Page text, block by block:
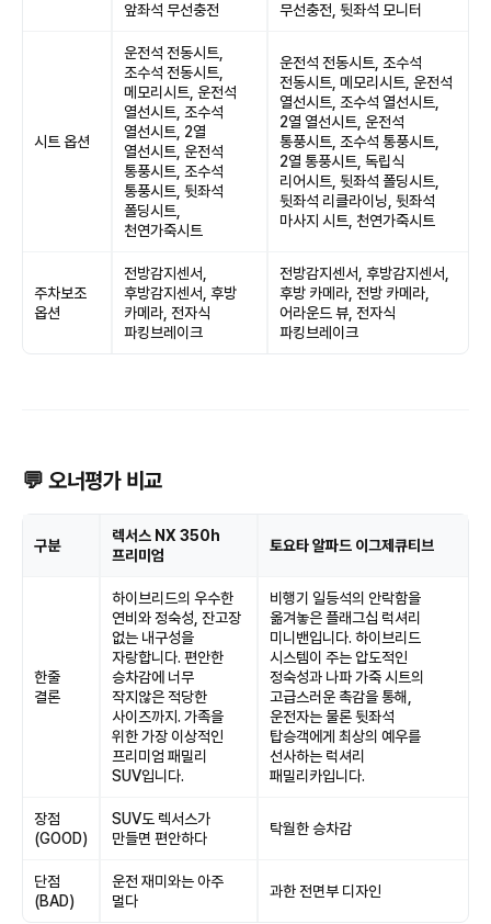
앞좌석 무선충전
무선충전, 뒷좌석 모니터
시트 옵션
운전석 전동시트,
조수석 전동시트,
메모리시트, 운전석
열선시트, 조수석
열선시트, 2열
열선시트, 운전석
통풍시트, 조수석
통풍시트, 뒷좌석
폴딩시트,
천연가죽시트
운전석 전동시트, 조수석
전동시트, 메모리시트, 운전석
열선시트, 조수석 열선시트,
2열 열선시트, 운전석
통풍시트, 조수석 통풍시트,
2열 통풍시트, 독립식
리어시트, 뒷좌석 폴딩시트,
뒷좌석 리클라이닝, 뒷좌석
마사지 시트, 천연가죽시트
주차보조
옵션
전방감지센서,
후방감지센서, 후방
카메라, 전자식
파킹브레이크
전방감지센서, 후방감지센서,
후방 카메라, 전방 카메라,
어라운드 뷰, 전자식
파킹브레이크
💬 오너평가 비교
구분
렉서스 NX 350h
프리미엄
토요타 알파드 이그제큐티브
한줄
결론
하이브리드의 우수한
연비와 정숙성, 잔고장
없는 내구성을
자랑합니다. 편안한
승차감에 너무
작지않은 적당한
사이즈까지. 가족을
위한 가장 이상적인
프리미엄 패밀리
SUV입니다.
비행기 일등석의 안락함을
옮겨놓은 플래그십 럭셔리
미니밴입니다. 하이브리드
시스템이 주는 압도적인
정숙성과 나파 가죽 시트의
고급스러운 촉감을 통해,
운전자는 물론 뒷좌석
탑승객에게 최상의 예우를
선사하는 럭셔리
패밀리카입니다.
장점
(GOOD)
SUV도 렉서스가
만들면 편안하다
탁월한 승차감
단점
(BAD)
운전 재미와는 아주
멀다
과한 전면부 디자인